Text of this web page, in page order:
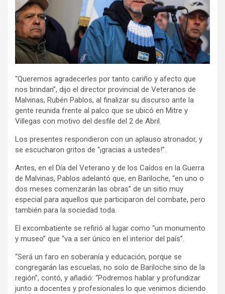
“Queremos agradecerles por tanto cariño y afecto que
nos brindan”, dijo el director provincial de Veteranos de
Malvinas, Rubén Pablos, al finalizar su discurso ante la
gente reunida frente al palco que se ubicó en Mitre y
Villegas con motivo del desfile del 2 de Abril.
Los presentes respondieron con un aplauso atronador, y
se escucharon gritos de “¡gracias a ustedes!”.
Antes, en el Día del Veterano y de los Caídos en la Guerra
de Malvinas, Pablos adelantó que, en Bariloche, “en uno o
dos meses comenzarán las obras” de un sitio muy
especial para aquellos que participaron del combate, pero
también para la sociedad toda.
El excombatiente se refirió al lugar como “un monumento
y museo” que “va a ser único en el interior del país”.
“Será un faro en soberanía y educación, porque se
congregarán las escuelas, no solo de Bariloche sino de la
región”, contó, y añadió: “Podremos hablar y profundizar
junto a docentes y profesionales lo que venimos diciendo